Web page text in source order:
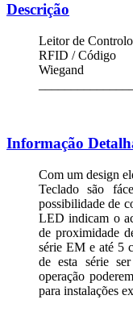
Descrição
Leitor de
RFID / Código
Wiegand
Informação
Com um design
Teclado são
possibilidade de
LED indicam o
de proximidade
série EM e até 5
de esta série
operação
para instalações